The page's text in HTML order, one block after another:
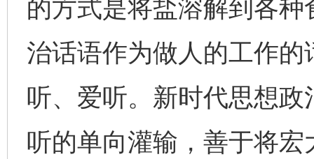
的方式是将盐溶解到各
治话语作为做人的工作
听、爱听。新时代思想
听的单向灌输，善于将宏